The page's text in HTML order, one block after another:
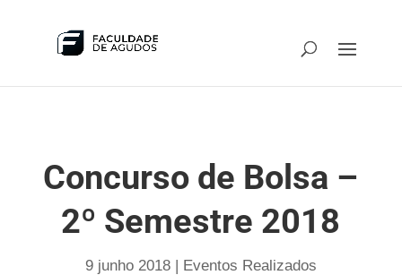
Concurso de Bolsa –
2º Semestre 2018
9 junho 2018| Eventos Realizados